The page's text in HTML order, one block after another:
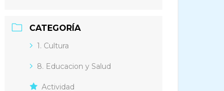
CATEGORÍA
1. Cultura
8. Educacion y Salud
Actividad